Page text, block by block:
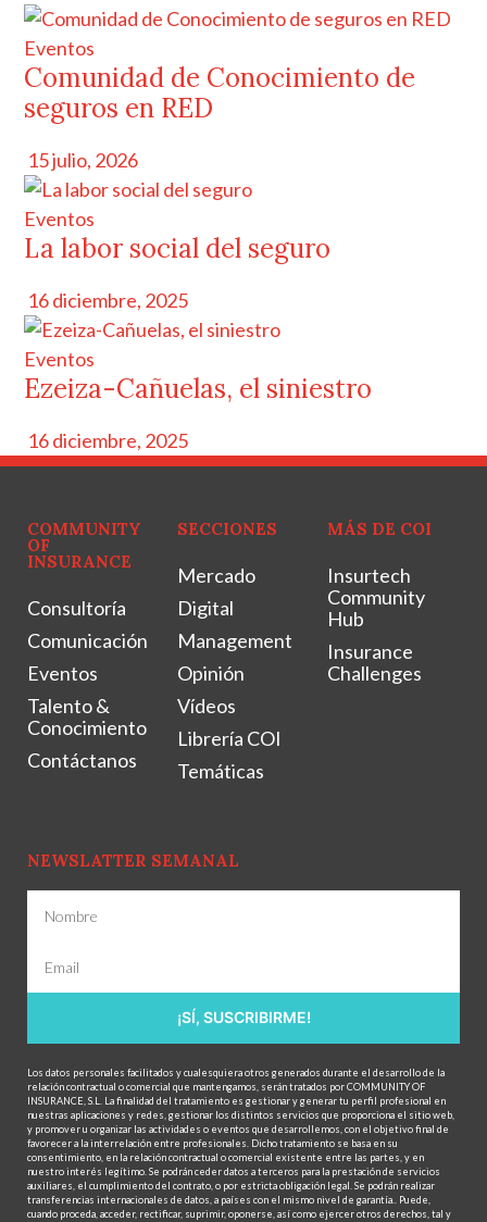
Eventos
Comunidad de Conocimiento de
seguros en RED
15 julio, 2026
Eventos
La labor social del seguro
16 diciembre, 2025
Eventos
Ezeiza-Cañuelas, el siniestro
16 diciembre, 2025
COMMUNITY
OF
INSURANCE
Consultoría
Comunicación
Eventos
Talento &
Conocimiento
Contáctanos
SECCIONES
Mercado
Digital
Management
Opinión
Vídeos
Librería COI
Temáticas
MÁS DE COI
Insurtech
Community
Hub
Insurance
Challenges
NEWSLATTER SEMANAL
¡SÍ, SUSCRIBIRME!
Los datos personales facilitados y cualesquiera otros generados durante el desarrollo de la
relación contractual o comercial que mantengamos, serán tratados por COMMUNITY OF
INSURANCE, S.L. La finalidad del tratamiento es gestionar y generar tu perfil profesional en
nuestras aplicaciones y redes, gestionar los distintos servicios que proporciona el sitio web,
y promover u organizar las actividades o eventos que desarrollemos, con el objetivo final de
favorecer a la interrelación entre profesionales. Dicho tratamiento se basa en su
consentimiento, en la relación contractual o comercial existente entre las partes, y en
nuestro interés legítimo. Se podrán ceder datos a terceros para la prestación de servicios
auxiliares, el cumplimiento del contrato, o por estricta obligación legal. Se podrán realizar
transferencias internacionales de datos, a países con el mismo nivel de garantía.. Puede,
cuando proceda, acceder, rectificar, suprimir, oponerse, así como ejercer otros derechos, tal y